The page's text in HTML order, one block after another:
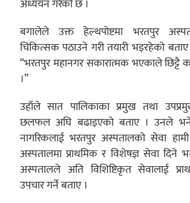
अध्ययन गरेको छ ।
बगालेले उक्त हेल्थपोष्टमा भरतपुर
चिकित्सक पठाउने गरी तयारी भइरहेको
“भरतपुर महानगर सकारात्मक भएकाले छिट्टै
।”
उहाँले सात पालिकाका प्रमुख तथा
छलफल अघि बढाइएको बताए । उनले भने,
नागरिकलाई भरतपुर अस्पतालको सेवा
अस्पतालमा प्राथमिक र विशेषज्ञ सेवा दिने
अस्पतालले अति विशिष्टिकृत सेवालाई
उपचार गर्ने बताए ।